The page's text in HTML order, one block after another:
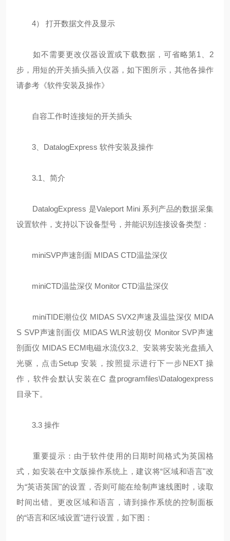
4） 打开数据文件及显示
如不需要更改仪器设置或下载数据，可省略第1、2
步，用短的开关插头插入仪器，如下图所示，其他各操作
请参考《软件安装及操作》
自容工作时连接短的开关插头
3、DatalogExpress 软件安装及操作
3.1、简介
DatalogExpress 是Valeport Mini 系列产品的数据采集
设置软件，支持以下设备型号，并能识别连接设备类型：
miniSVP声速剖面 MIDAS CTD温盐深仪
miniCTD温盐深仪 Monitor CTD温盐深仪
miniTIDE潮位仪 MIDAS SVX2声速及温盐深仪 MIDA
S SVP声速剖面仪 MIDAS WLR波朝仪 Monitor SVP声速
剖面仪 MIDAS ECM电磁水流仪3.2、安装将安装光盘插入
光驱，点击Setup 安装，按照提示进行下一步NEXT 操
作，软件会默认安装在C 盘programfiles\Datalogexpress
目录下。
3.3 操作
重要提示：由于软件使用的日期时间格式为英国格
式，如安装在中文版操作系统上，建议将“区域和语言"改
为“英语英国"的设置，否则可能在绘制声速线图时，读取
时间出错。更改区域和语言，请到操作系统的控制面板
的“语言和区域设置"进行设置，如下图：